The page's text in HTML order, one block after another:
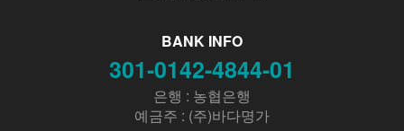
BANK INFO
301-0142-4844-01
은행 : 농협은행
예금주 : (주)바다명가